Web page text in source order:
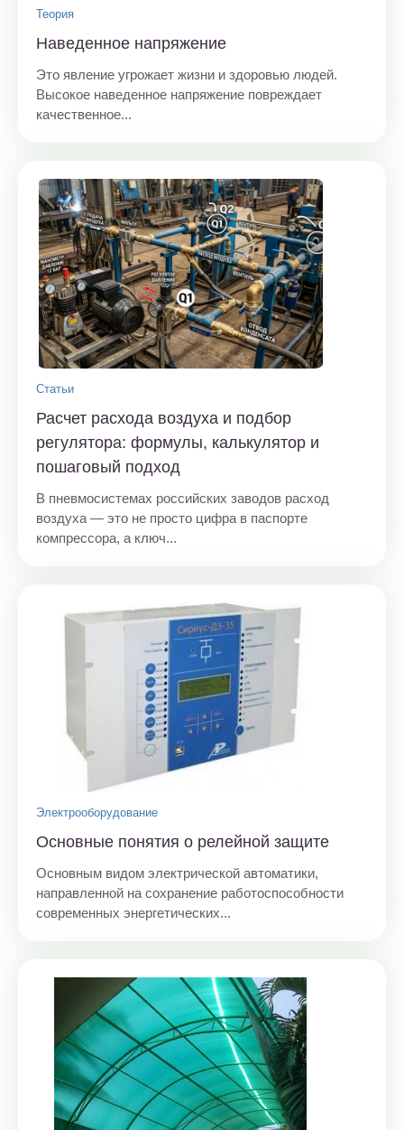
Теория
Наведенное напряжение
Это явление угрожает жизни и здоровью людей.
Высокое наведенное напряжение повреждает
качественное...
Статьи
Расчет расхода воздуха и подбор
регулятора: формулы, калькулятор и
пошаговый подход
В пневмосистемах российских заводов расход
воздуха — это не просто цифра в паспорте
компрессора, а ключ...
Электрооборудование
Основные понятия о релейной защите
Основным видом электрической автоматики,
направленной на сохранение работоспособности
современных энергетических...